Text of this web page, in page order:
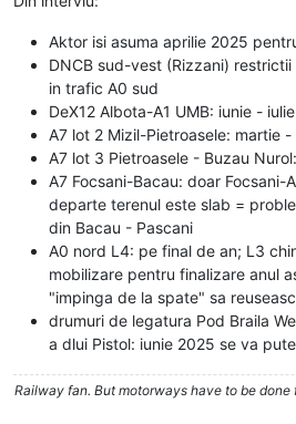
Aktor isi asuma aprilie 2025
DNCB sud-vest (Rizzani)
in trafic A0 sud
DeX12 Albota-A1 UMB: iunie - iulie
A7 lot 2 Mizil-Pietroasele: martie -
A7 lot 3 Pietroasele - Buzau
A7 Focsani-Bacau: doar Focsani-
departe terenul este slab =
din Bacau - Pascani
A0 nord L4: pe final de an; L3
mobilizare pentru finalizare anul
"impinga de la spate" sa
drumuri de legatura Pod Braila
a dlui Pistol: iunie 2025 se va
Railway fan. But motorways have to be done